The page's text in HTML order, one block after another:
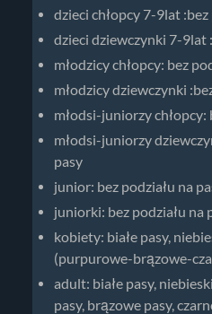
dzieci chłopcy 7-9lat :bez
dzieci dziewczynki 7-9lat
młodzicy chłopcy: bez
młodzicy dziewczynki
młodsi-juniorzy chłopcy:
młodsi-juniorzy
pasy
junior: bez podziału na
juniorki: bez podziału na
kobiety: białe pasy,
(purpurowe-brązowe-
adult: białe pasy,
pasy, brązowe pasy,